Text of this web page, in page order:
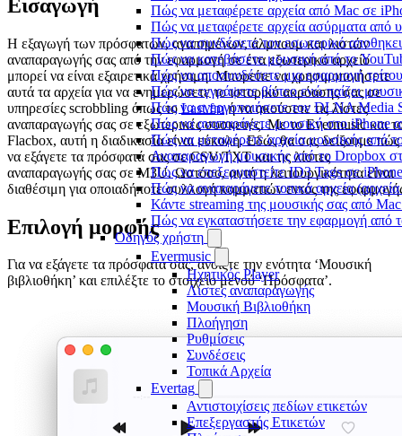
Πώς να μεταφέρετε αρχεία από Mac σε
Πώς να μεταφέρετε αρχεία ασύρματα από
Πώς να συνδέσετε τον εσωτερικό
Πώς να κατεβάσετε μουσική από το
Πώς να αποσυνδέσετε μια εφαρμογή
Πώς να εγγράψετε βίντεο ενώ παίζει
Πώς να ενεργοποιήσετε τον DLNA Media
Πώς να αναπαράγετε μουσική στο iPhone
Πώς να μεταφέρετε αρχεία μουσικής από
Αναπαραγωγή μουσικής από το Dropbox
Πώς να επεξεργαστείτε ID3 Tags σε
Πώς να αναπαράγετε τοπικά αρχεία
Κάντε streaming της μουσικής σας από
Πώς να εγκαταστήσετε την εφαρμογή από
Οδηγός χρήστη
Evermusic
Ηχητικός Player
Λίστες αναπαραγωγής
Μουσική Βιβλιοθήκη
Πλοήγηση
Ρυθμίσεις
Συνδέσεις
Τοπικά Αρχεία
Evertag
Αντιστοιχίσεις πεδίων ετικετών
Επεξεργαστής Ετικετών
Εισαγωγή
Η εξαγωγή των πρόσφατων, αγαπημένων, άλμπουμ και λιστών
αναπαραγωγής σας από την εφαρμογή σε ένα εξωτερικό αρχείο
μπορεί να είναι εξαιρετικά χρήσιμη. Μπορείτε να χρησιμοποιήσετε
αυτά τα αρχεία για να ενημερώσετε το ιστορικό ακρόασης σας σε
υπηρεσίες scrobbling όπως τοLast.fmή να ακούσετε τις λίστες
αναπαραγωγής σας σε εξωτερικές συσκευές. Με το Evermusic και
Flacbox, αυτή η διαδικασία είναι εύκολη. Εδώ, θα σας δείξουμε πώς
να εξάγετε τα πρόσφατά σας σε CSV/TXT και τις λίστες
αναπαραγωγής σας σε M3U. Ωστόσο, αυτή η λειτουργικότητα είναι
διαθέσιμη για οποιαδήποτε συλλογή κομματιών εντός της
Επιλογή μορφής
Για να εξάγετε τα πρόσφατά σας, ανοίξτε την ενότητα ‘Μουσική
βιβλιοθήκη’ και επιλέξτε το στοιχείο μενού ‘Πρόσφατα’.